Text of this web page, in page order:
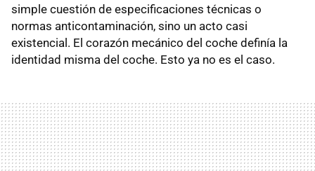
simple cuestión de especificaciones técnicas o
normas anticontaminación, sino un acto casi
existencial. El corazón mecánico del coche definía la
identidad misma del coche. Esto ya no es el caso.